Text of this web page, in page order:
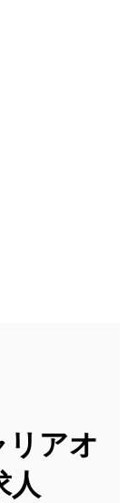
リアオ
人